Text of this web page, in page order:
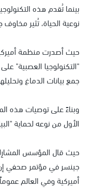
بينما تُقدم هذه
نوعية الحياة، تُثير
حيث أصدرت منظمة
"التكنولوجيا العصبية"
جمع بيانات الدماغ
وبناءً على توصيات هذه
الأول من نوعه لحماية
حيث قال المؤسس
جينسر في مؤتمر صحفي
أميركية وفي العالم